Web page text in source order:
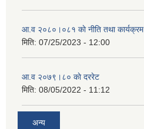
आ.व २०८०।०८१ काे नीति तथा कार्यक्रम
मिति: 07/25/2023 - 12:00
आ.व २०७९।८० काे दररेट
मिति: 08/05/2022 - 11:12
अन्य